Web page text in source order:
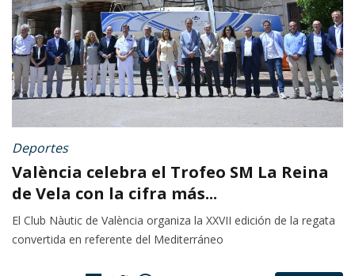
Deportes
València celebra el Trofeo SM La Reina
de Vela con la cifra más...
El Club Nàutic de València organiza la XXVII edición de la regata
convertida en referente del Mediterráneo